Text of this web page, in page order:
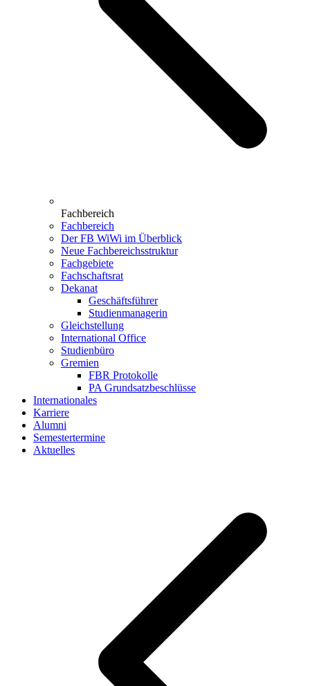
Fachbereich
Fachbereich
Der FB WiWi im Überblick
Neue Fachbereichsstruktur
Fachgebiete
Fachschaftsrat
Dekanat
Geschäftsführer
Studienmanagerin
Gleichstellung
International Office
Studienbüro
Gremien
FBR Protokolle
PA Grundsatzbeschlüsse
Internationales
Karriere
Alumni
Semestertermine
Aktuelles